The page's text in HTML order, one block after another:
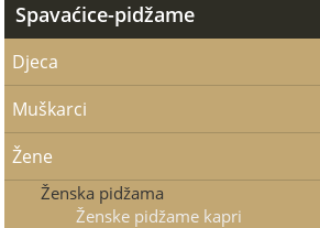
Spavaćice-pidžame
Djeca
Muškarci
Žene
Ženska pidžama
Ženske pidžame kapri